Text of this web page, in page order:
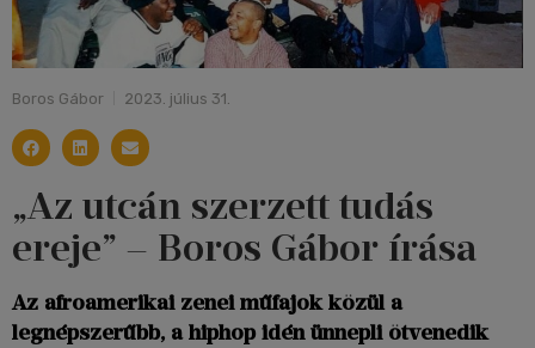
Boros Gábor 2023. július 31.
„Az utcán szerzett tudás
ereje” – Boros Gábor írása
Az afroamerikai zenei műfajok közül a
legnépszerűbb, a hiphop idén ünnepli ötvenedik